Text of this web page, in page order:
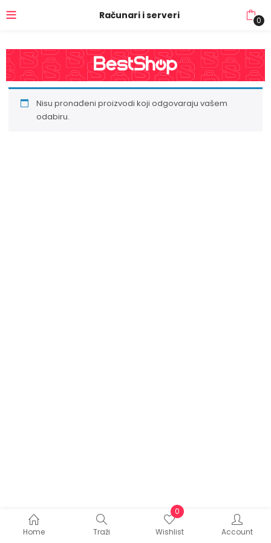
Računari i serveri 0
Home Traži
0
Wishlist
Account
Nisu pronađeni proizvodi koji odgovaraju vašem
odabiru.